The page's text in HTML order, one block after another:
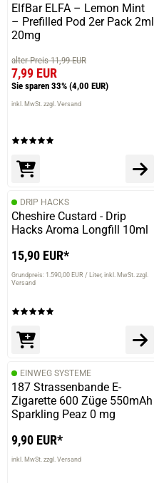
ElfBar ELFA – Lemon Mint
– Prefilled Pod 2er Pack 2ml
20mg
alter Preis 11,99 EUR
7,99 EUR
Sie sparen 33% (4,00 EUR)
inkl. MwSt. zzgl. Versand
DRIP HACKS
Cheshire Custard - Drip
Hacks Aroma Longfill 10ml
15,90 EUR*
Grundpreis: 1.590,00 EUR / Liter inkl. MwSt. zzgl.
Versand
EINWEG SYSTEME
187 Strassenbande E-
Zigarette 600 Züge 550mAh
Sparkling Peaz 0 mg
9,90 EUR*
inkl. MwSt. zzgl. Versand